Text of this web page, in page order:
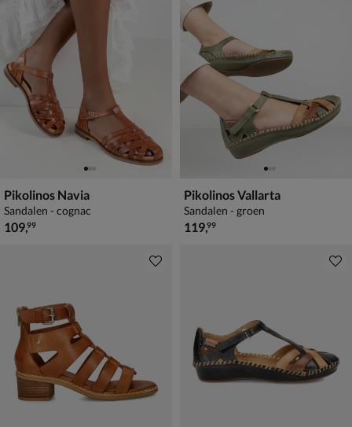
Pikolinos Navia
Sandalen - cognac
€ 109,99
109,99
Pikolinos Vallarta
Sandalen - groen
€ 119,99
119,99